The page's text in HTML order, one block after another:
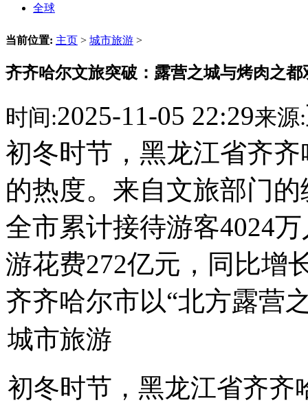
全球
当前位置: 主页 > 城市旅游 >
齐齐哈尔文旅突破：露营之城与烤肉之
时间:2025-11-05 22:29来源:
初冬时节，黑龙江省齐
的热度。来自文旅部门
全市累计接待游客4024
游花费272亿元，同比增
齐齐哈尔市以“北方露营
城市旅游
初冬时节，黑龙江省齐齐